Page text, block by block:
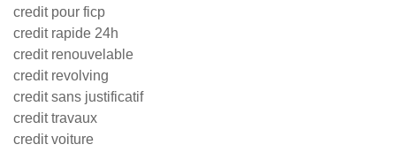
credit pour ficp
credit rapide 24h
credit renouvelable
credit revolving
credit sans justificatif
credit travaux
credit voiture